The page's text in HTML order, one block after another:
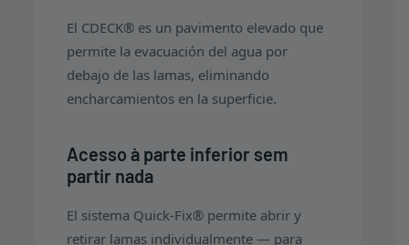
El CDECK® es un pavimento elevado que
permite la evacuación del agua por
debajo de las lamas, eliminando
encharcamientos en la superficie.
Acesso à parte inferior sem
partir nada
El sistema Quick-Fix® permite abrir y
retirar lamas individualmente — para